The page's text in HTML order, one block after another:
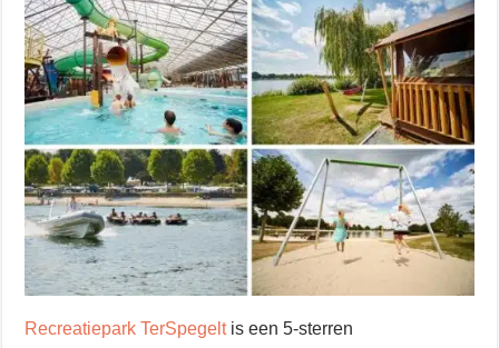
Recreatiepark TerSpegeltis een 5-sterren